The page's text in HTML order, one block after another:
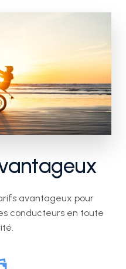
avantageux pour
conducteurs en toute